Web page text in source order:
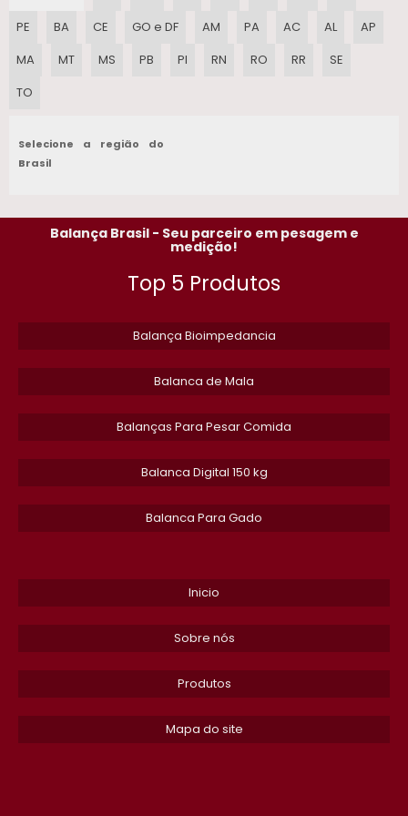
BALANCA PLATAFORMA DIGITAL 1000 KG
BALANCA DIGITAL INDUSTRIAL
BALANCA DIGITAL PRECO
BALANCA INDUSTRIAL PRECO
BALANCA CHECKWEIGHER
BALANCA TRONCO
EQUIPAMENTOS PARA PESAGEM
EMPRESA DE MANUTENCAO DE BALANCA RODOVIARIA
CALIBRACAO DE BALANCAS
BALANCA TOLEDO PRIX 4
CONSERTO DE BALANCA TOLEDO EM SP
PE
BA CE GO e DF AM PA AC AL
AP
MA
MT MS PB PI RN RO RR
SE
TO
Selecione a região do
Brasil
Balança Brasil - Seu parceiro em pesagem e
medição!
Top 5 Produtos
Balança Bioimpedancia
Balanca de Mala
Balanças Para Pesar Comida
​Balanca Digital 150 kg
Balanca Para Gado
Inicio
Sobre nós
Produtos
Mapa do site